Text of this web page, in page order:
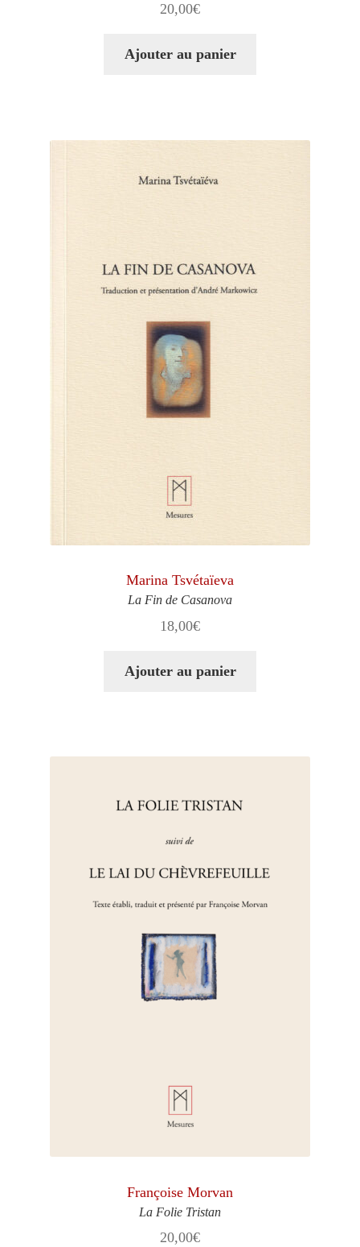
20,00€
Ajouter au panier
Marina Tsvétaïeva
La Fin de Casanova
18,00€
Ajouter au panier
Françoise Morvan
La Folie Tristan
20,00€